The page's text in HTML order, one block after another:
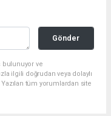
Gönder
bulunuyor ve
ilgili doğrudan veya dolaylı
tüm yorumlardan site